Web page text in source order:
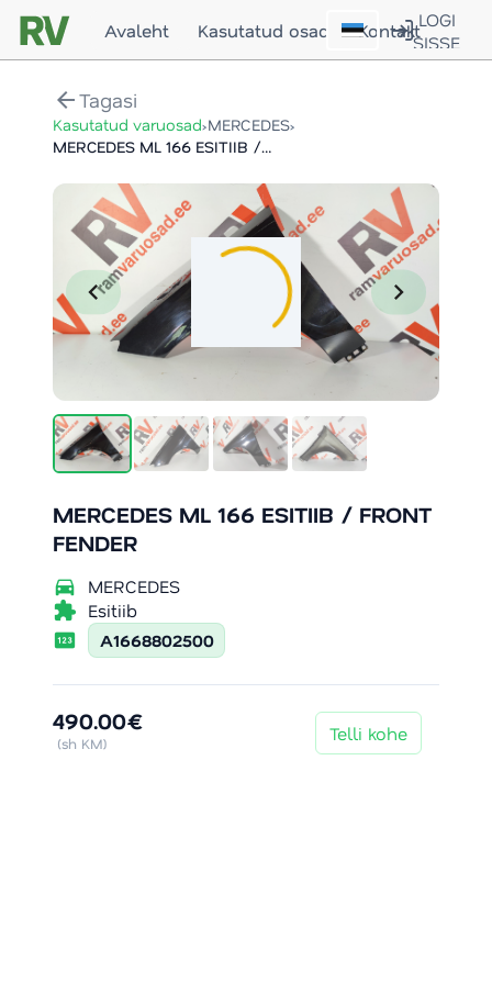
Avaleht Kasutatud osad KontaktLOGI
SISSE
arrow_backTagasi
Kasutatud varuosad›MERCEDES›
MERCEDES ML 166 ESITIIB / FRONT FENDER
chevron_left chevron_right
MERCEDES ML 166 ESITIIB / FRONT
FENDER
directions_car MERCEDES
extension Esitiib
pin A1668802500
490.00€
(sh KM) Telli kohe